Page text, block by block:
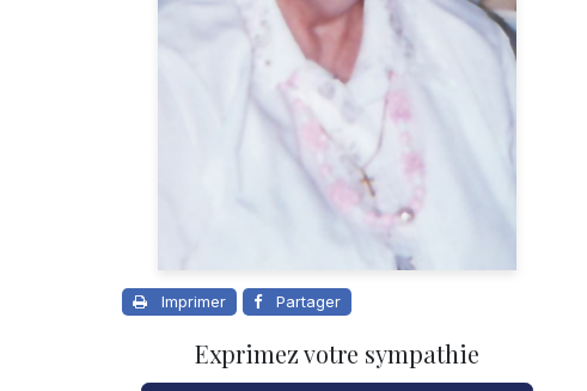
Imprimer Partager
Exprimez votre sympathie